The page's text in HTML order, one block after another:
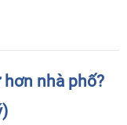
nhà phố?